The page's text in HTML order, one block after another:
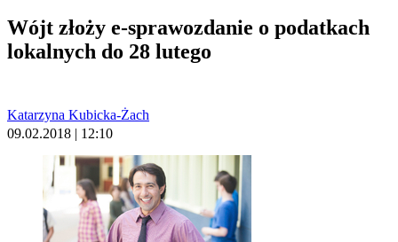
Wójt złoży e-sprawozdanie o podatkach
lokalnych do 28 lutego
Katarzyna Kubicka-Żach
09.02.2018 | 12:10